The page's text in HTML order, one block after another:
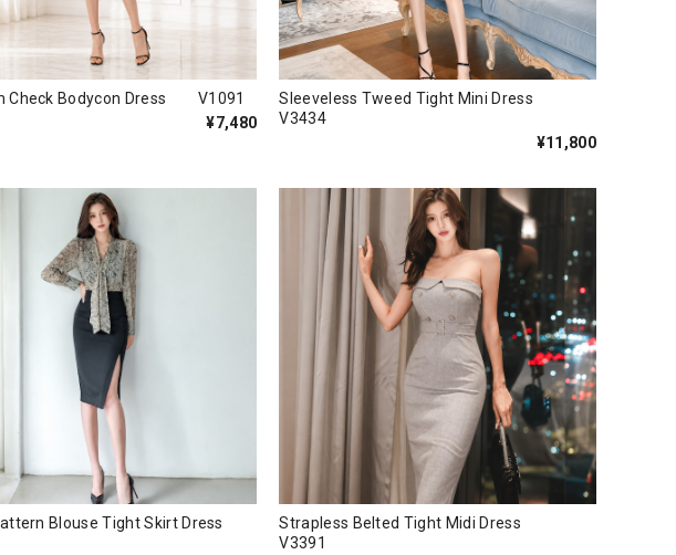
Check Bodycon Dress V1091
¥7,480
Sleeveless Tweed Tight Mini Dress
V3434
¥11,800
Blouse Tight Skirt Dress
Strapless Belted Tight Midi Dress
V3391